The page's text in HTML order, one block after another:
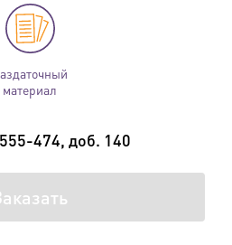
материал
474, доб. 140